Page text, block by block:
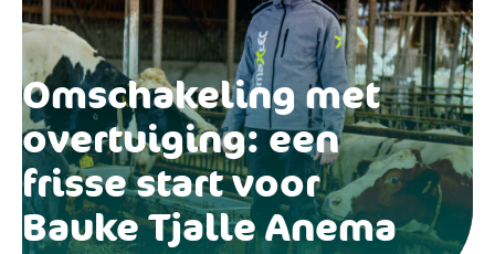
Omschakeling met
overtuiging: een
frisse start voor
Bauke Tjalle Anema